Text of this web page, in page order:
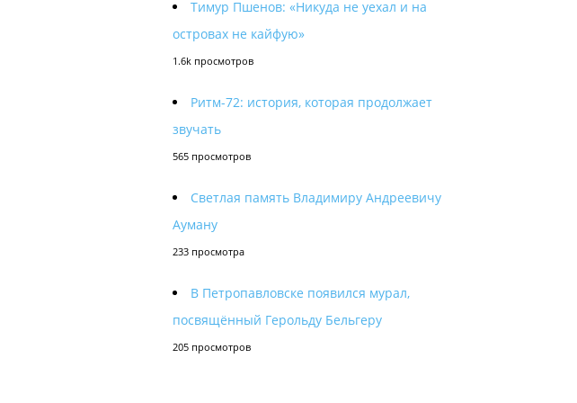
Тимур Пшенов: «Никуда не уехал и на
островах не кайфую»
1.6k просмотров
Ритм-72: история, которая продолжает
звучать
565 просмотров
Светлая память Владимиру Андреевичу
Ауману
233 просмотра
В Петропавловске появился мурал,
посвящённый Герольду Бельгеру
205 просмотров